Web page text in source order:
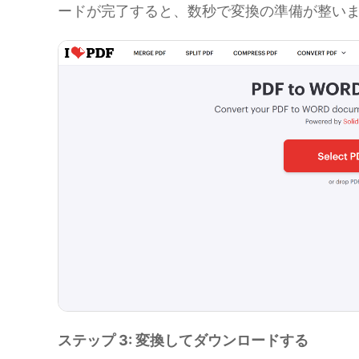
ードが完了すると、数秒で変換の準備が整い
ステップ 3: 変換してダウンロードする